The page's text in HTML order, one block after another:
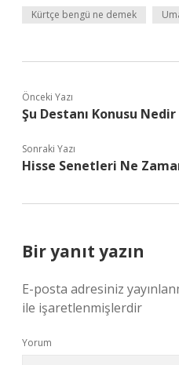
Kürtçe bengü ne demek
Önceki Yazı
Şu Destanı Konusu Nedir
Sonraki Yazı
Hisse Senetleri Ne
Bir yanıt yazın
E-posta adresiniz
ile işaretlenmişlerdir
Yorum